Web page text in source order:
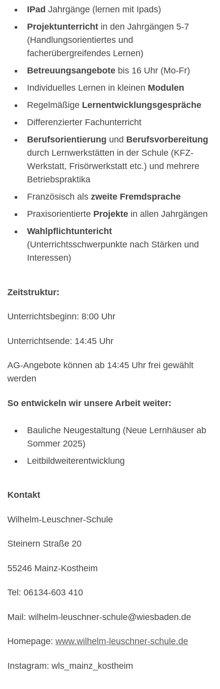
IPad Jahrgänge (lernen mit Ipads)
Projektunterricht in den Jahrgängen 5-7
(Handlungsorientiertes und
facherübergreifendes Lernen)
Betreuungsangebote bis 16 Uhr (Mo-Fr)
Individuelles Lernen in kleinen Modulen
Regelmäßige Lernentwicklungsgespräche
Differenzierter Fachunterricht
Berufsorientierung und Berufsvorbereitung
durch Lernwerkstätten in der Schule (KFZ-
Werkstatt, Frisörwerkstatt etc.) und mehrere
Betriebspraktika
Französisch als zweite Fremdsprache
Praxisorientierte Projekte in allen Jahrgängen
Wahlpflichtuntericht
(Unterrichtsschwerpunkte nach Stärken und
Interessen)
Zeitstruktur:
Unterrichtsbeginn: 8:00 Uhr
Unterrichtsende: 14:45 Uhr
AG-Angebote können ab 14:45 Uhr frei gewählt
werden
So entwickeln wir unsere Arbeit weiter:
Bauliche Neugestaltung (Neue Lernhäuser ab
Sommer 2025)
Leitbildweiterentwicklung
Kontakt
Wilhelm-Leuschner-Schule
Steinern Straße 20
55246 Mainz-Kostheim
Tel: 06134-603 410
Mail: wilhelm-leuschner-schule@wiesbaden.de
Homepage: www.wilhelm-leuschner-schule.de
Instagram: wls_mainz_kostheim